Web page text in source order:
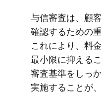
与信審査は、​顧
確認する​ための​
これに​より、​料
最小限に​抑える​
審査基準を​しっ
実施する​ことが